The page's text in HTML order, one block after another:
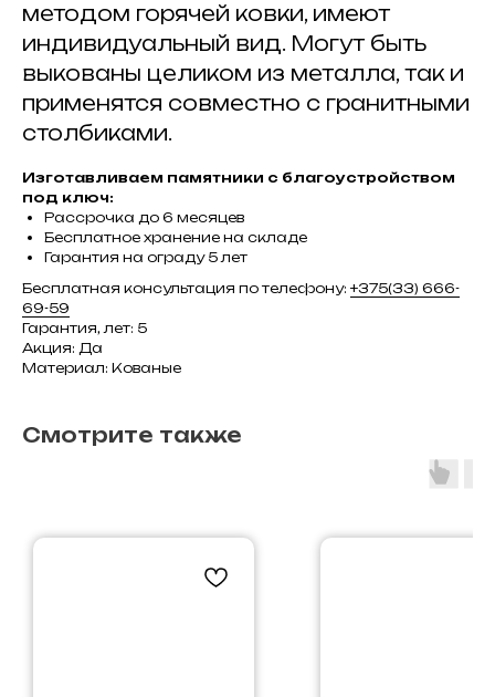
методом горячей ковки, имеют
индивидуальный вид. Могут быть
выкованы целиком из металла, так и
применятся совместно с гранитными
столбиками.
Изготавливаем памятники с благоустройством
под ключ:
Рассрочка до 6 месяцев
Бесплатное хранение на складе
Гарантия на ограду 5 лет
Бесплатная консультация по телефону: +375(33) 666-
69-59
Гарантия, лет: 5
Акция: Да
Материал: Кованые
Смотрите также